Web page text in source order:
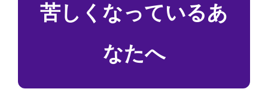
苦しくなっているあ
なたへ